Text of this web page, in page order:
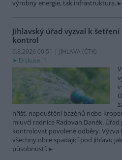
výrobny energie, tak infrastruktura.
Jihlavský úřad vyzval k
kontrol
6.8.2026 00:51 | JIHLAVA (ČTK)
Diskuse: 1
hřišť, napouštění bazénů nebo
mluvčí radnice Radovan Daněk.
kontrolovat povolené odběry. Výzva
všechny obce spadající pod Jihlavu
působností.